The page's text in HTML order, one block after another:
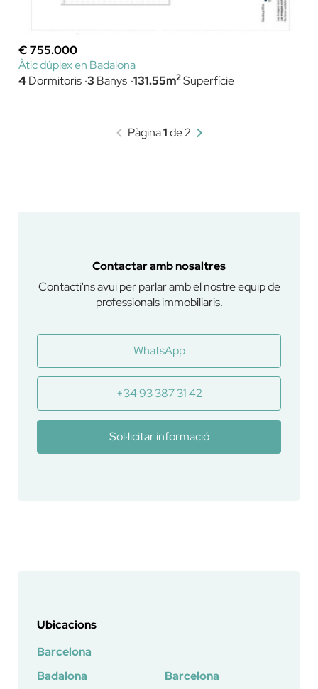
€ 755.000
Àtic dúplex en Badalona
4Dormitoris 3 Banys 131.55m2Superfície
Pàgina1de 2
Contactar amb nosaltres
Contacti'ns avui per parlar amb el nostre equip de
professionals immobiliaris.
WhatsApp
+34 93 387 31 42
Sol·licitar informació
Ubicacions
Barcelona
Badalona
Barcelona